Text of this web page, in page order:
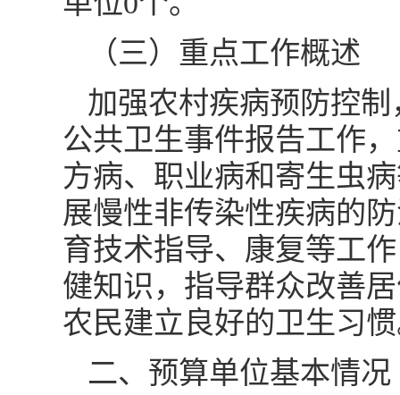
（三）重点工作概述
加强农村疾病预防控
公共卫生事件报告工作
方病、职业病和寄生虫
展慢性非传染性疾病的
育技术指导、康复等工
健知识，指导群众改善
农民建立良好的卫生习
二、预算单位基本情况